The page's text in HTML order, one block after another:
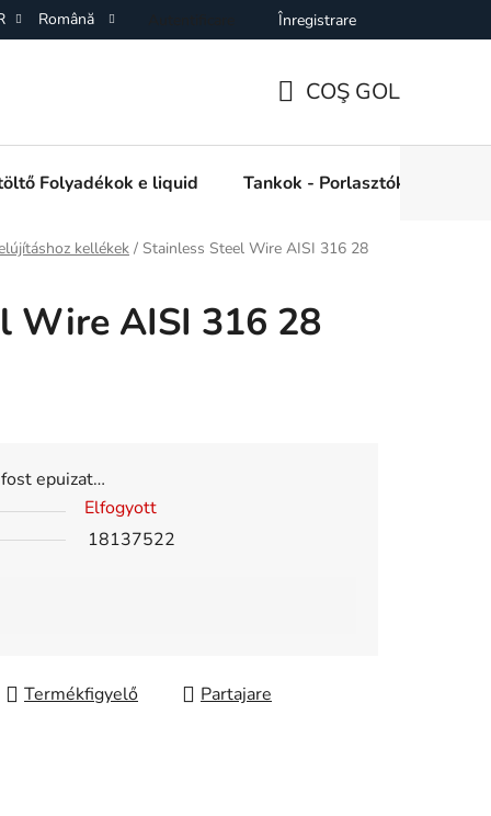
Adatkezelési Tájékoztató Elállás a Vásárlástol
Română Înregistrare
DE
COŞ GOL
Folyadékok e liquid Tankok - Porlasztók
kellékek / Stainless Steel Wire AISI 316 28
Wire AISI 316 28
epuizat…
Elfogyott
18137522
Partajare